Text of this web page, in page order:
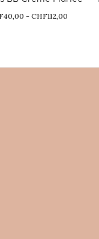
- CHF112,00